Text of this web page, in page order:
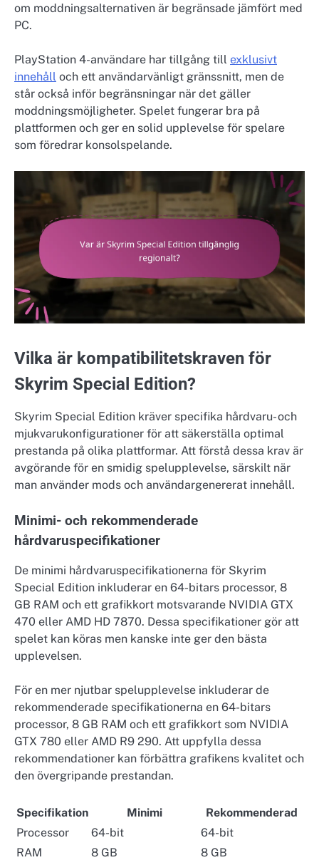
om moddningsalternativen är begränsade jämfört med
PC.
PlayStation 4-användare har tillgång till exklusivt
innehåll och ett användarvänligt gränssnitt, men de
står också inför begränsningar när det gäller
moddningsmöjligheter. Spelet fungerar bra på
plattformen och ger en solid upplevelse för spelare
som föredrar konsolspelande.
Vilka är kompatibilitetskraven för
Skyrim Special Edition?
Skyrim Special Edition kräver specifika hårdvaru- och
mjukvarukonfigurationer för att säkerställa optimal
prestanda på olika plattformar. Att förstå dessa krav är
avgörande för en smidig spelupplevelse, särskilt när
man använder mods och användargenererat innehåll.
Minimi- och rekommenderade
hårdvaruspecifikationer
De minimi hårdvaruspecifikationerna för Skyrim
Special Edition inkluderar en 64-bitars processor, 8
GB RAM och ett grafikkort motsvarande NVIDIA GTX
470 eller AMD HD 7870. Dessa specifikationer gör att
spelet kan köras men kanske inte ger den bästa
upplevelsen.
För en mer njutbar spelupplevelse inkluderar de
rekommenderade specifikationerna en 64-bitars
processor, 8 GB RAM och ett grafikkort som NVIDIA
GTX 780 eller AMD R9 290. Att uppfylla dessa
rekommendationer kan förbättra grafikens kvalitet och
den övergripande prestandan.
Specifikation Minimi
Rekommenderad
Processor
64-bit
64-bit
RAM
8 GB 8 GB